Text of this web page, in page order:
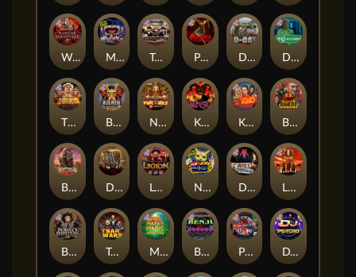
Kill Em All Blood Diamond
Nexus Fire In The Hole xBomb
Dead Men Walking
Tsar Wars
Munchies
Nexus Outsourced
Tombstone No Mercy
Kiss My Chainsaw
Bounty Hunters xNudge®
Warrior Graveyard xNudge
Little Bighorn
Benji Killed in Vegas
Devil's Crossroad
Mayan Magic Wildfire
Possessed
Legion X
Disturbed
DJ Psycho
Buffalo Hunter
Punk Rocker
Bushido Way xNudge
D Day
The Border